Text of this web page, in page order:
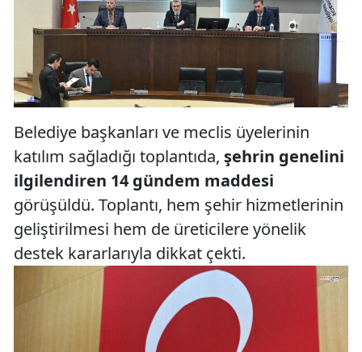
Belediye başkanları ve meclis üyelerinin
katılım sağladığı toplantıda, şehrin genelini
ilgilendiren 14 gündem maddesi
görüşüldü. Toplantı, hem şehir hizmetlerinin
geliştirilmesi hem de üreticilere yönelik
destek kararlarıyla dikkat çekti.